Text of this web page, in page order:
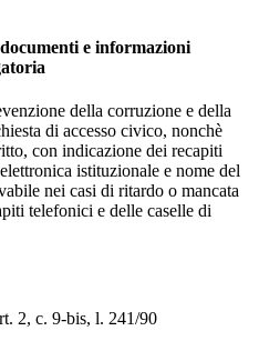
e informazioni
della corruzione e della
di accesso civico, nonchè
con indicazione dei recapiti
istituzionale e nome del
nei casi di ritardo o mancata
telefonici e delle caselle di
2, c. 9-bis, l. 241/90